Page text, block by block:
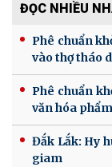
ĐỌC NHIỀU
Phê chuẩn
vào thợ tháo
Phê chuẩn
văn hóa
Đắk Lắk: Hy
giam